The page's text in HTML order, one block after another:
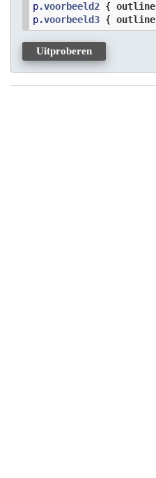
p.voorbeeld2 { outline
p.voorbeeld3 { outline
Uitproberen